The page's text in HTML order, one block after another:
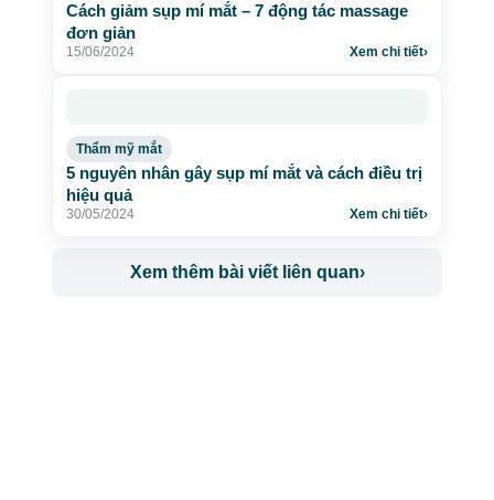
Cách giảm sụp mí mắt – 7 động tác massage
đơn giản
15/06/2024 Xem chi tiết›
Thẩm mỹ mắt
5 nguyên nhân gây sụp mí mắt và cách điều trị
hiệu quả
30/05/2024 Xem chi tiết›
Xem thêm bài viết liên quan›